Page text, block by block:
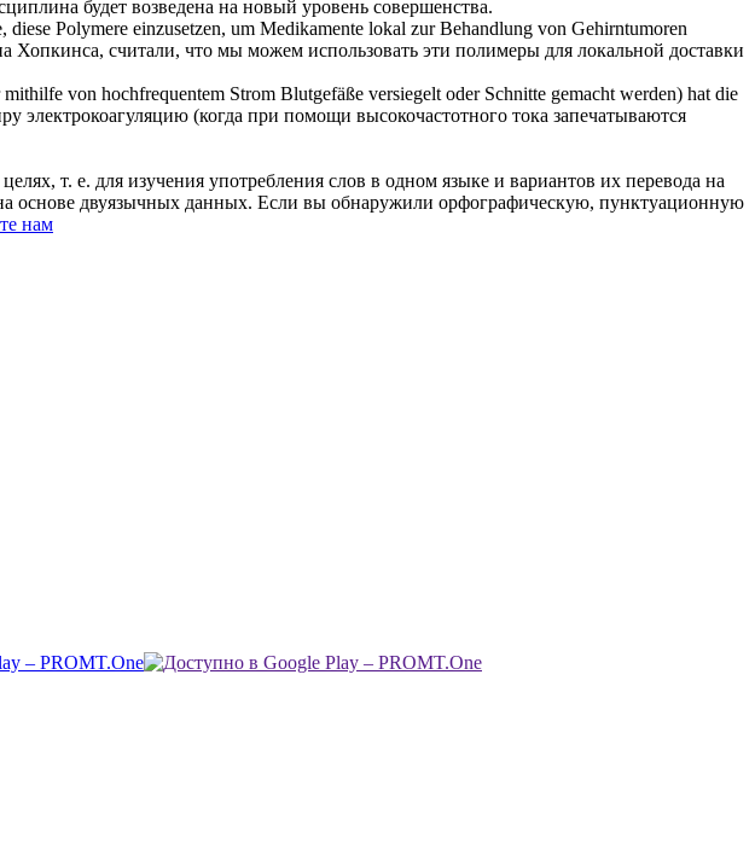
будет возведена на новый уровень совершенства.
Polymere einzusetzen, um Medikamente lokal zur Behandlung von Gehirntumoren
Хопкинса, считали, что мы можем использовать эти полимеры для локальной доставки
von hochfrequentem Strom Blutgefäße versiegelt oder Schnitte gemacht werden) hat die
(когда при помощи высокочастотного тока запечатываются
т. е. для изучения употребления слов в одном языке и вариантов их перевода на
основе двуязычных данных. Если вы обнаружили орфографическую, пунктуационную
нам